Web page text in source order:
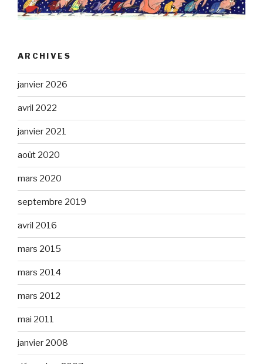
ARCHIVES
janvier 2026
avril 2022
janvier 2021
août 2020
mars 2020
septembre 2019
avril 2016
mars 2015
mars 2014
mars 2012
mai 2011
janvier 2008